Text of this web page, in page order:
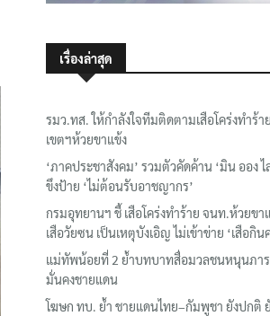
เรื่องล่าสุด
รมว.ทส. ให้กำลังใจทีมติดตามเสือโคร่งทำร้า
เขตฯห้วยขาแข้ง
‘ภาคประชาสังคม’ รวมตัวคัดค้าน ‘มิน ออง ไ
ขึงป้าย ‘ไม่ต้อนรับอาชญากร’
กรมอุทยานฯ ชี้ เสือโคร่งทำร้าย จนท.ห้วยขา
เสือวัยซน เป็นเหตุบังเอิญ ไม่เข้าข่าย ‘เสือกิน
แม่ทัพน้อยที่ 2 ย้ำบทบาทสื่อมวลชนหนุนภา
มั่นคงชายแดน
โฆษก ทบ. ย้ำ ชายแดนไทย–กัมพูชา ยังปกติ